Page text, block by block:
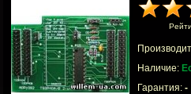
Наличие:
Гарантия: -